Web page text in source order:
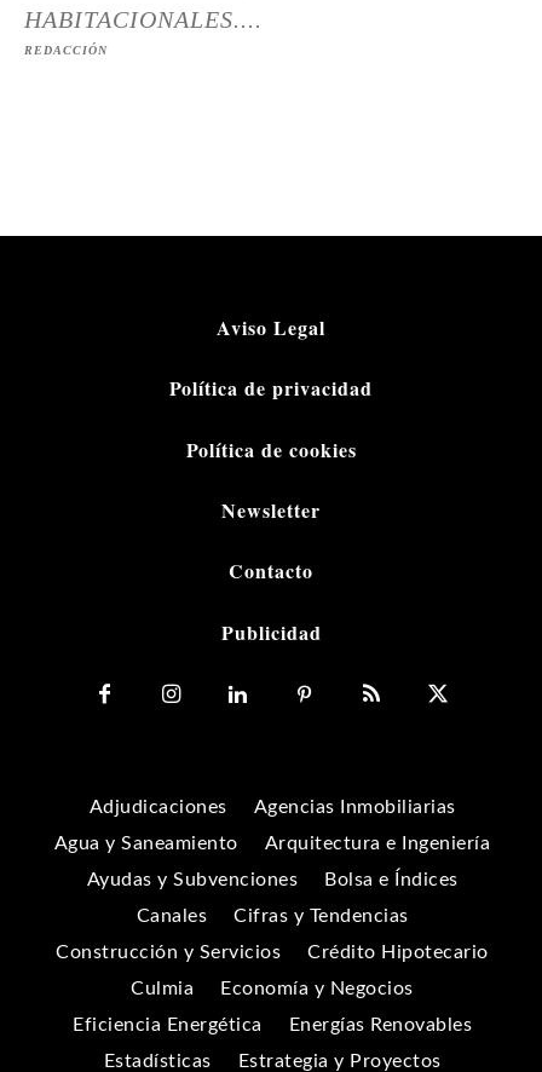
HABITACIONALES....
REDACCIÓN
Aviso Legal
Política de privacidad
Política de cookies
Newsletter
Contacto
Publicidad
Adjudicaciones
Agencias Inmobiliarias
Agua y Saneamiento
Arquitectura e Ingeniería
Ayudas y Subvenciones
Bolsa e Índices
Canales
Cifras y Tendencias
Construcción y Servicios
Crédito Hipotecario
Culmia
Economía y Negocios
Eficiencia Energética
Energías Renovables
Estadísticas
Estrategia y Proyectos